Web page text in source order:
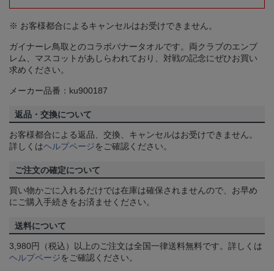
※ お客様都合によるキャンセルはお受けできません。
ガイナーレ鳥取とのコラボバナータオルです。両クラブのエンブ
レム、マスコットがあしらわれており、対戦の記念にぜひお買い
求めください。
メーカー品番：ku900187
返品・交換について
お客様都合による返品、交換、キャンセルはお受けできません。
詳しくはヘルプページをご確認ください。
ご注文の確定について
買い物かごに入れるだけでは在庫は確保されませんので、お早め
にご購入手続きをお済ませください。
送料について
3,980円（税込）以上のご注文は全国一律送料無料です。詳しくは
ヘルプページをご確認ください。